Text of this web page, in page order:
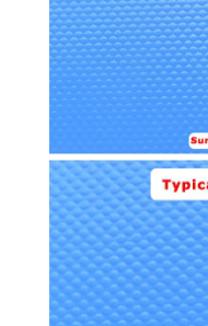
PRIVACY
POLICY